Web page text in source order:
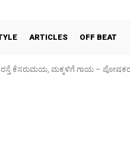
ARTICLES OFF BEAT
ಕೆಸರುಮಯ, ಮಕ್ಕಳಿಗೆ ಗಾಯ – ಪೋಷಕರ
08/2026